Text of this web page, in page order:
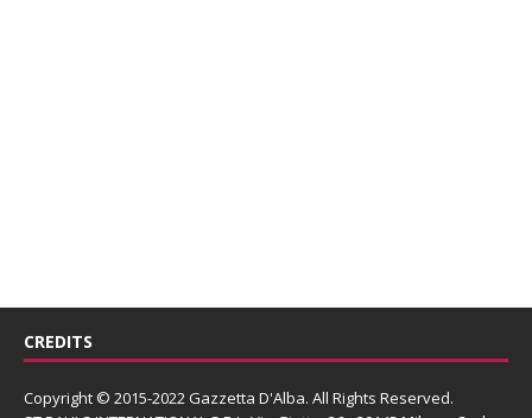
CREDITS
Copyright © 2015-2022 Gazzetta D'Alba. All Rights Reserved.